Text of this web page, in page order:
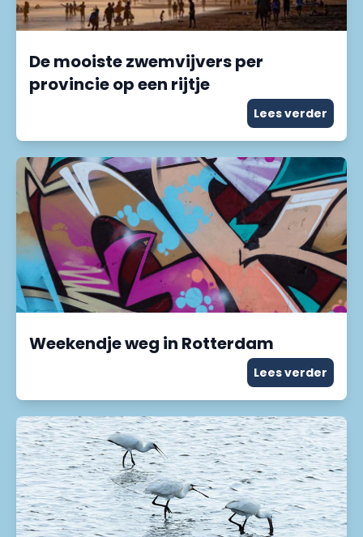
De mooiste zwemvijvers per
provincie op een rijtje
Lees verder
Weekendje weg in Rotterdam
Lees verder